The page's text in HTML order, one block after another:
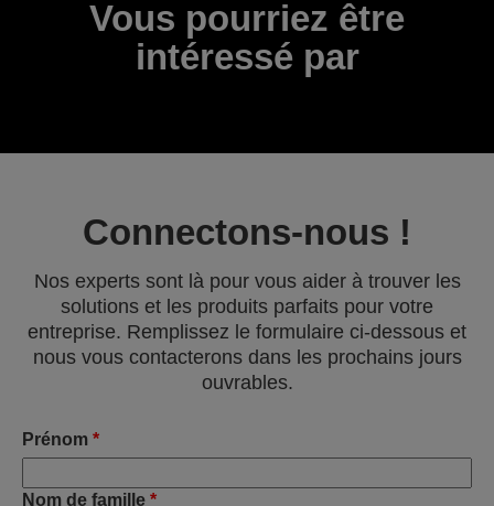
Vous pourriez être
intéressé par
Connectons-nous !
Nos experts sont là pour vous aider à trouver les
solutions et les produits parfaits pour votre
entreprise. Remplissez le formulaire ci-dessous et
nous vous contacterons dans les prochains jours
ouvrables.
Prénom *
Nom de famille *